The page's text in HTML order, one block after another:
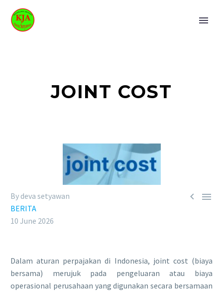
JOINT COST
 
By deva setyawan
BERITA
10 June 2026
Dalam aturan perpajakan di Indonesia, joint cost (biaya
bersama) merujuk pada pengeluaran atau biaya
operasional perusahaan yang digunakan secara bersamaan